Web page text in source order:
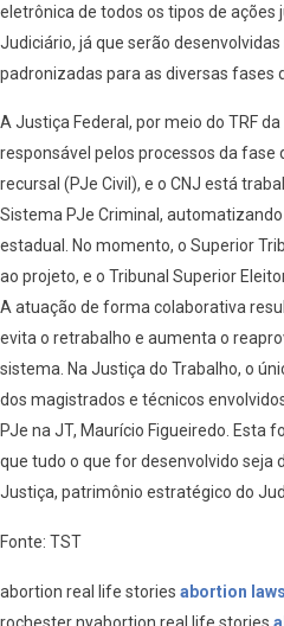
eletrônica de todos os tipos de ações
Judiciário, já que serão
padronizadas para as diversas fases
A Justiça Federal, por meio do TRF
responsável pelos processos da fase
recursal (PJe Civil), e o CNJ está
Sistema PJe Criminal,
estadual. No momento, o Superior
ao projeto, e o Tribunal Superior
A atuação de forma colaborativa
evita o retrabalho e aumenta o
sistema. Na Justiça do Trabalho, o
dos magistrados e técnicos
PJe na JT, Maurício Figueiredo. Esta
que tudo o que for desenvolvido seja
Justiça, patrimônio estratégico do
Fonte: TST
abortion real life stories abortion
rochester nyabortion real life stories